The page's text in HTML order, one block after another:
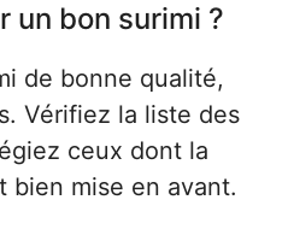
un bon surimi ?
de bonne qualité,
Vérifiez la liste des
ceux dont la
bien mise en avant.